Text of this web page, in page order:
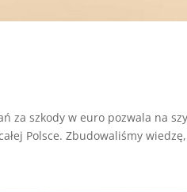
za szkody w euro pozwala na
Polsce. Zbudowaliśmy